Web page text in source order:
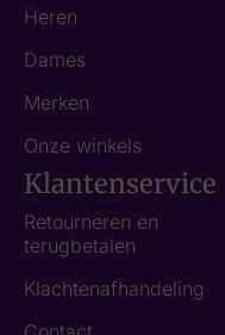
Heren
Dames
Merken
Onze winkels
Klantenservice
Retourneren en
terugbetalen
Klachtenafhandeling